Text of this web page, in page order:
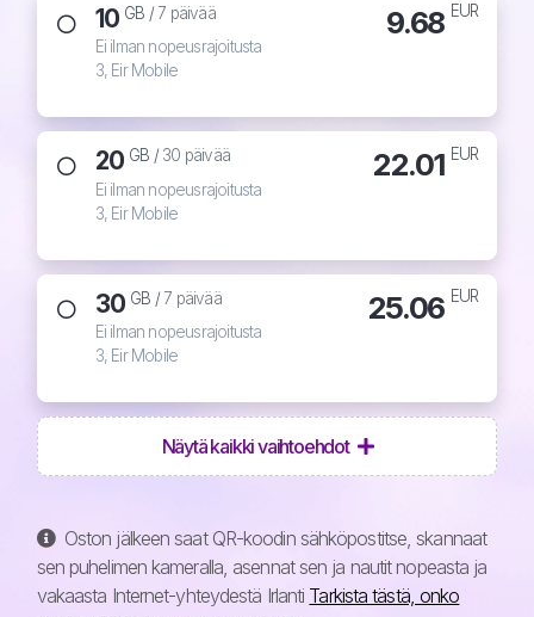
10 GB /7 päivää
Ei ilman nopeusrajoitusta
3, Eir Mobile
9.68 EUR
20 GB /30 päivää
Ei ilman nopeusrajoitusta
3, Eir Mobile
22.01 EUR
30 GB /7 päivää
Ei ilman nopeusrajoitusta
3, Eir Mobile
25.06 EUR
Näytä kaikki vaihtoehdot
Oston jälkeen saat QR-koodin sähköpostitse, skannaat
sen puhelimen kameralla, asennat sen ja nautit nopeasta ja
vakaasta Internet-yhteydestä Irlanti Tarkista tästä, onko